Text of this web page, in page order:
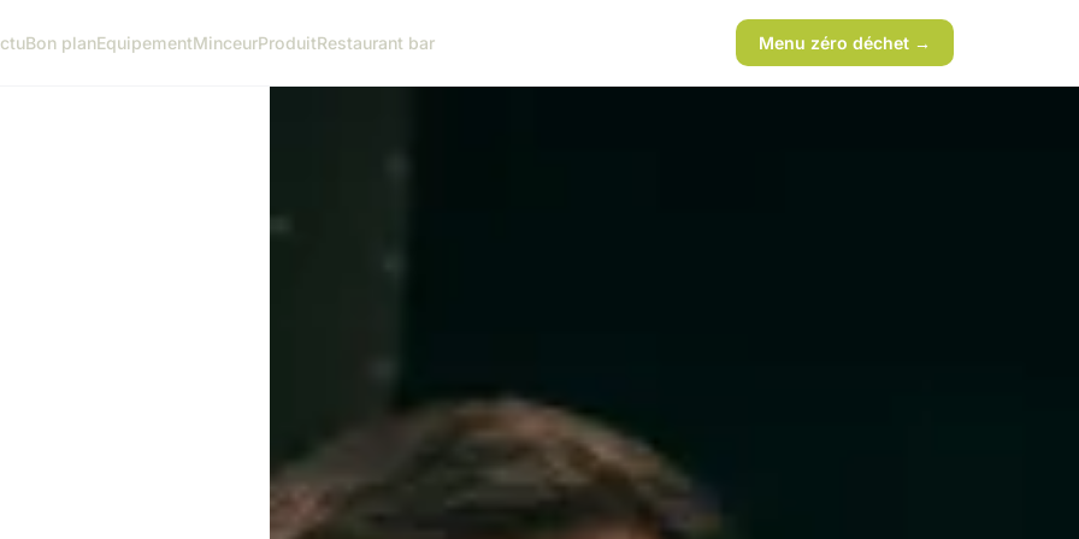
Bon planEquipementMinceurProduitRestaurant bar Menu zéro déchet →